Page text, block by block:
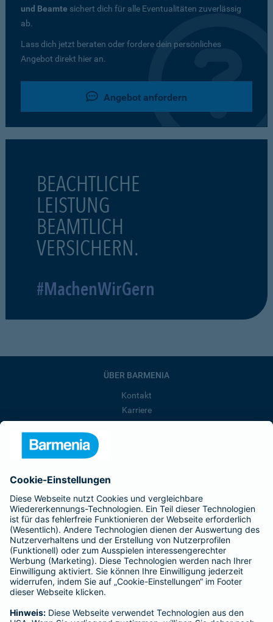
und Beamte sichert dich für alle Eventualitäten zuverlässig
ab.
Lass dich jetzt beraten oder fordere dein persönliches
Angebot direkt hier an.
Angebot anfordern
BEACHTLICHE
LEISTUNG
BEAMTLICH
VERSICHERN.
#MachenWirGern
ÜBER BARMENIA
Kontakt
Karriere
Barmenia ist Teil der BarmeniaGothaer
BELIEBTE SEITEN
Kranken-Zusatzversicherung
Tierversicherungen
Haftpflichtversicherung
Hausratversicherung